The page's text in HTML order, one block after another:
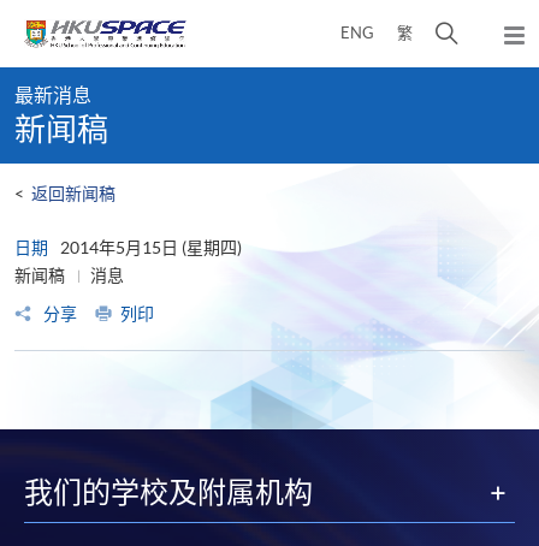
content
ENG 繁
开
弹
出
content
start
最新消息
新闻稿
< 返回新闻稿
日期
2014年5月15日 (星期四)
新闻稿
消息
分享
列印
我们的学校及附属机构